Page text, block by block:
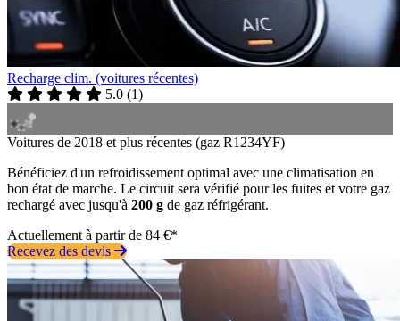
Recharge clim. (voitures récentes)
5.0 (1)
Voitures de 2018 et plus récentes (gaz R1234YF)
Bénéficiez d'un refroidissement optimal avec une climatisation en
bon état de marche. Le circuit sera vérifié pour les fuites et votre gaz
rechargé avec jusqu'à 200 g de gaz réfrigérant.
Actuellement à partir de 84 €*
Recevez des devis